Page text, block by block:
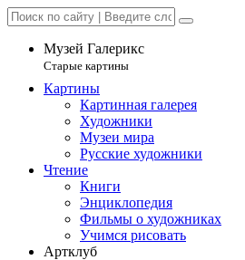
Музей Галерикс
Старые картины
Картины
Картинная галерея
Художники
Музеи мира
Русские художники
Чтение
Книги
Энциклопедия
Фильмы о художниках
Учимся рисовать
Артклуб